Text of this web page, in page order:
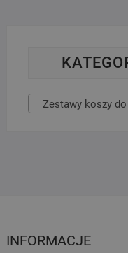
Zestawy koszy
INFORMACJE